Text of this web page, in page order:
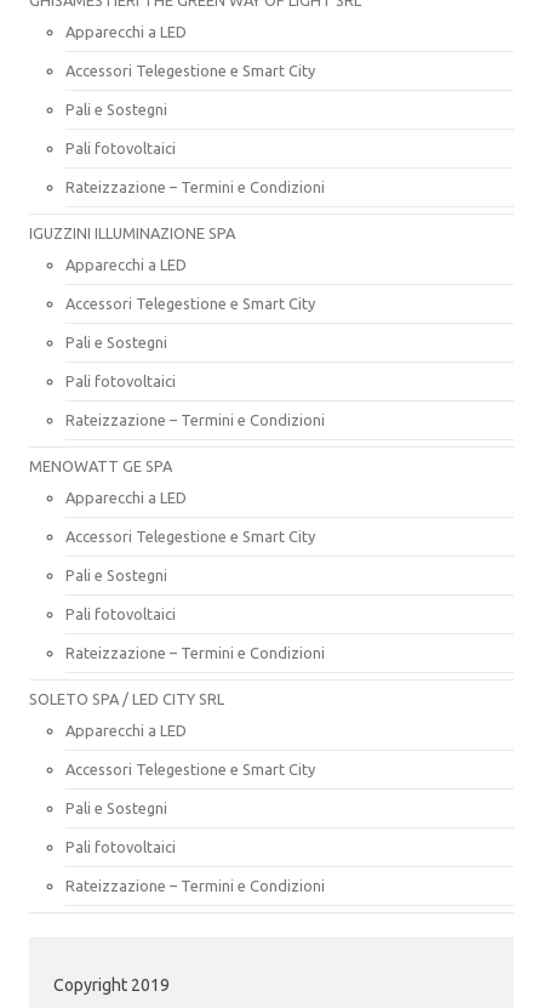
Apparecchi a LED
Accessori Telegestione e Smart City
Pali e Sostegni
Pali fotovoltaici
Rateizzazione – Termini e Condizioni
IGUZZINI ILLUMINAZIONE SPA
Apparecchi a LED
Accessori Telegestione e Smart City
Pali e Sostegni
Pali fotovoltaici
Rateizzazione – Termini e Condizioni
MENOWATT GE SPA
Apparecchi a LED
Accessori Telegestione e Smart City
Pali e Sostegni
Pali fotovoltaici
Rateizzazione – Termini e Condizioni
SOLETO SPA / LED CITY SRL
Apparecchi a LED
Accessori Telegestione e Smart City
Pali e Sostegni
Pali fotovoltaici
Rateizzazione – Termini e Condizioni
Copyright 2019